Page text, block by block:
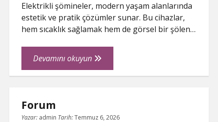
Elektrikli şömineler, modern yaşam alanlarında
estetik ve pratik çözümler sunar. Bu cihazlar,
hem sıcaklık sağlamak hem de görsel bir şölen…
Devamını okuyunElektrikli
Somine
Forum
Yazar: admin Tarih:Temmuz 6, 2026